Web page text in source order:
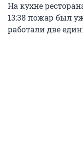
На кухне
13:38 пожар был
работали две